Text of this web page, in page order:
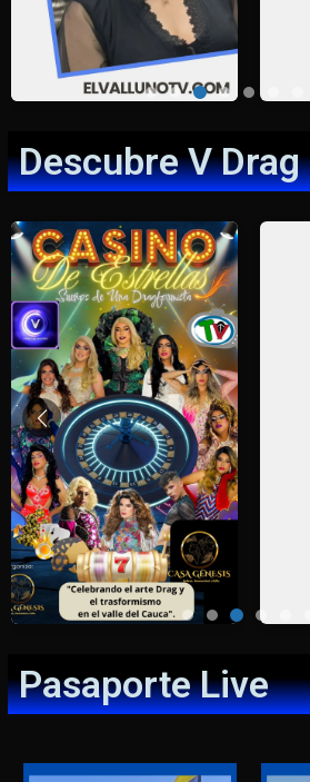
Descubre V Drag
Pasaporte Live